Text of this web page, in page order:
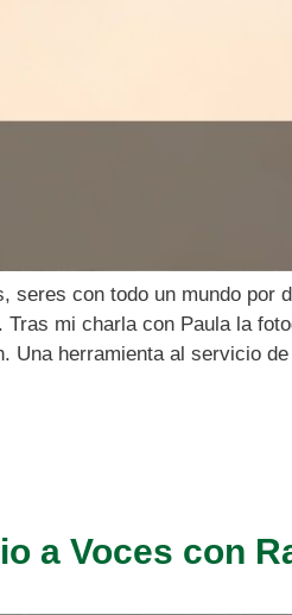
seres con todo un mundo por
mi charla con Paula la
Una herramienta al servicio
a Voces con